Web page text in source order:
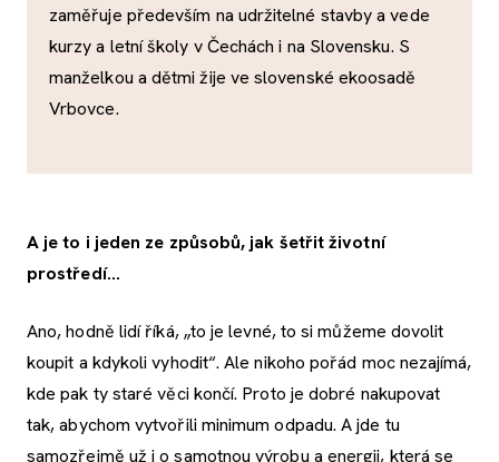
zaměřuje především na udržitelné stavby a vede
kurzy a letní školy v Čechách i na Slovensku. S
manželkou a dětmi žije ve slovenské ekoosadě
Vrbovce.
A je to i jeden ze způsobů, jak šetřit životní
prostředí…
Ano, hodně lidí říká, „to je levné, to si můžeme dovolit
koupit a kdykoli vyhodit“. Ale nikoho pořád moc nezajímá,
kde pak ty staré věci končí. Proto je dobré nakupovat
tak, abychom vytvořili minimum odpadu. A jde tu
samozřejmě už i o samotnou výrobu a energii, která se